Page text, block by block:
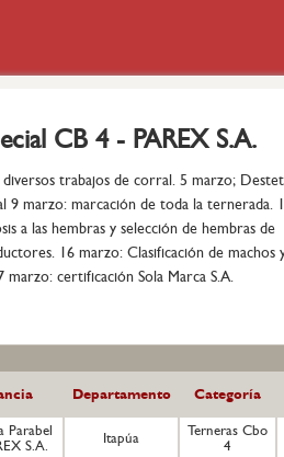
CB 4 - PAREX S.A.
diversos trabajos de corral. 5 marzo;
9 marzo: marcación de toda la ternerada.
a las hembras y selección de hembras de
16 marzo: Clasificación de machos
certificación Sola Marca S.A.
Departamento Categoría
Parabel
S.A.
Itapúa
Terneras Cbo
4